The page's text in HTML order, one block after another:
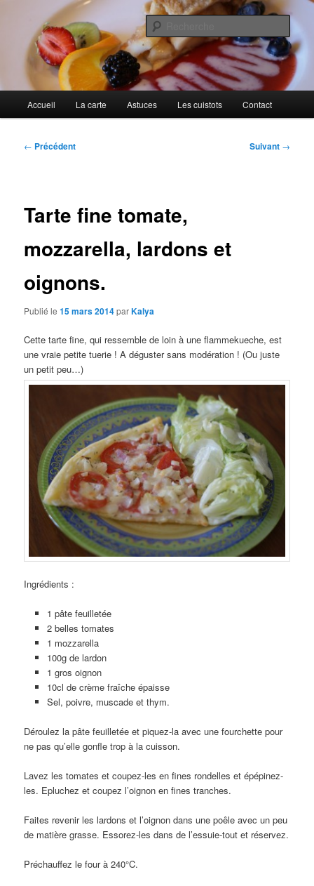
contenu
principalAu petit gargouillis
Cuisines d'internautes.
principal
Accueil La carte Astuces Les cuistots Contact
Navigation
← Précédent Suivant →
Tarte fine tomate,
mozzarella, lardons et
oignons.
Publié le15 mars 2014parKalya
Cette tarte fine, qui ressemble de loin à une flammekueche, est
une vraie petite tuerie ! A déguster sans modération ! (Ou juste
un petit peu…)
Ingrédients :
1 pâte feuilletée
2 belles tomates
1 mozzarella
100g de lardon
1 gros oignon
10cl de crème fraîche épaisse
Sel, poivre, muscade et thym.
Déroulez la pâte feuilletée et piquez-la avec une fourchette pour
ne pas qu’elle gonfle trop à la cuisson.
Lavez les tomates et coupez-les en fines rondelles et épépinez-
les. Epluchez et coupez l’oignon en fines tranches.
Faites revenir les lardons et l’oignon dans une poêle avec un peu
de matière grasse. Essorez-les dans de l’essuie-tout et réservez.
Préchauffez le four à 240°C.